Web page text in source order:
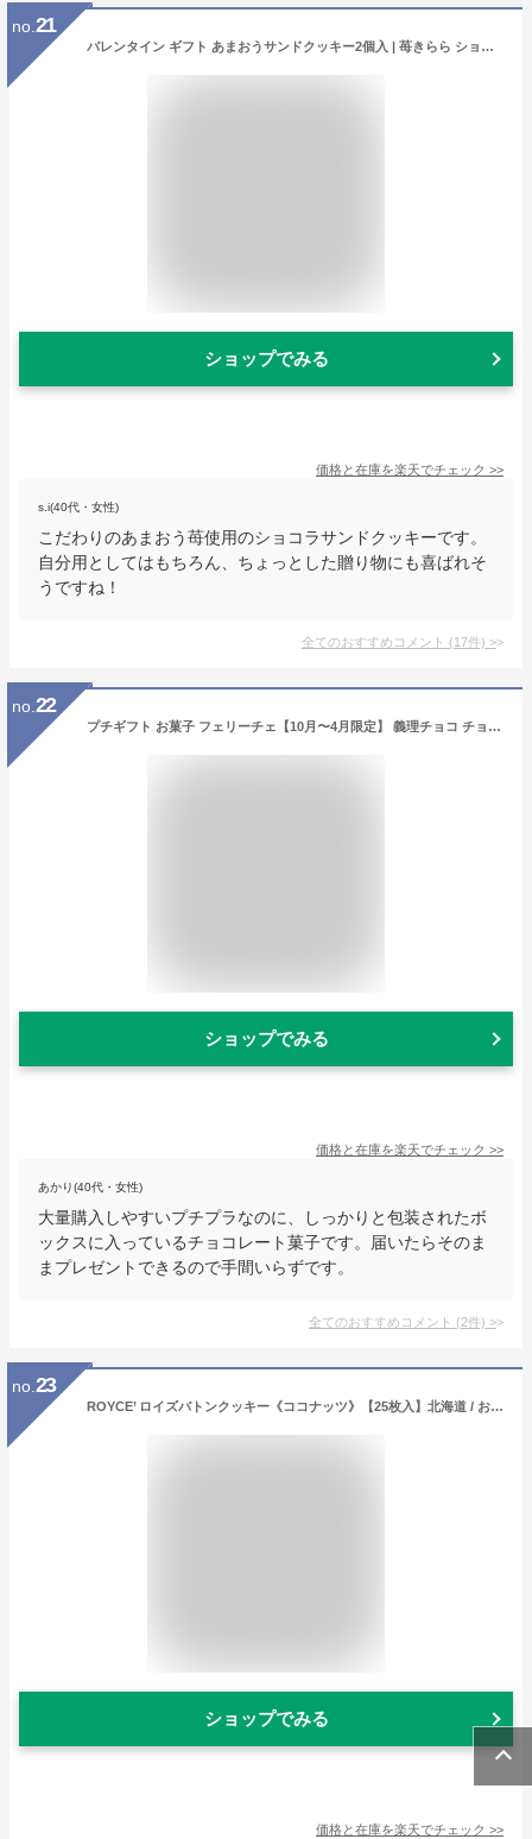
no. 21
バレンタイン ギフト あまおうサンドクッキー2個入 | 苺きらら ショコラサンドクッキー ギフト スイーツ 1人用 プチギフト お礼 ご挨拶 退職 異動 転勤 入学 卒業 引越し対応 （宅急便発送） Pgift
ショップでみる
価格と在庫を楽天でチェック >>
s.i(40代・女性)
こだわりのあまおう苺使用のショコラサンドクッキーです。
自分用としてはもちろん、ちょっとした贈り物にも喜ばれそ
うですね！
全てのおすすめコメント (17件) >
no. 22
プチギフト お菓子 フェリーチェ【10月〜4月限定】 義理チョコ チョコレート 子供 結婚式 披露宴 2次会 パーティー イベント 景品 粗品 バラマキ 大量 個包装 あす楽対応[HF]
ショップでみる
価格と在庫を楽天でチェック >>
あかり(40代・女性)
大量購入しやすいプチプラなのに、しっかりと包装されたボ
ックスに入っているチョコレート菓子です。届いたらそのま
まプレゼントできるので手間いらずです。
全てのおすすめコメント (2件) >
no. 23
ROYCE’ ロイズバトンクッキー《ココナッツ》【25枚入】北海道 / お土産 / みやげ / 土産 / お菓子スイーツ / 人気 / 定番 / ギフト / 個包装チョコレート / お茶うけ / プレゼントお返し / 景品 / バレンタインデークリスマス
ショップでみる
価格と在庫を楽天でチェック >>